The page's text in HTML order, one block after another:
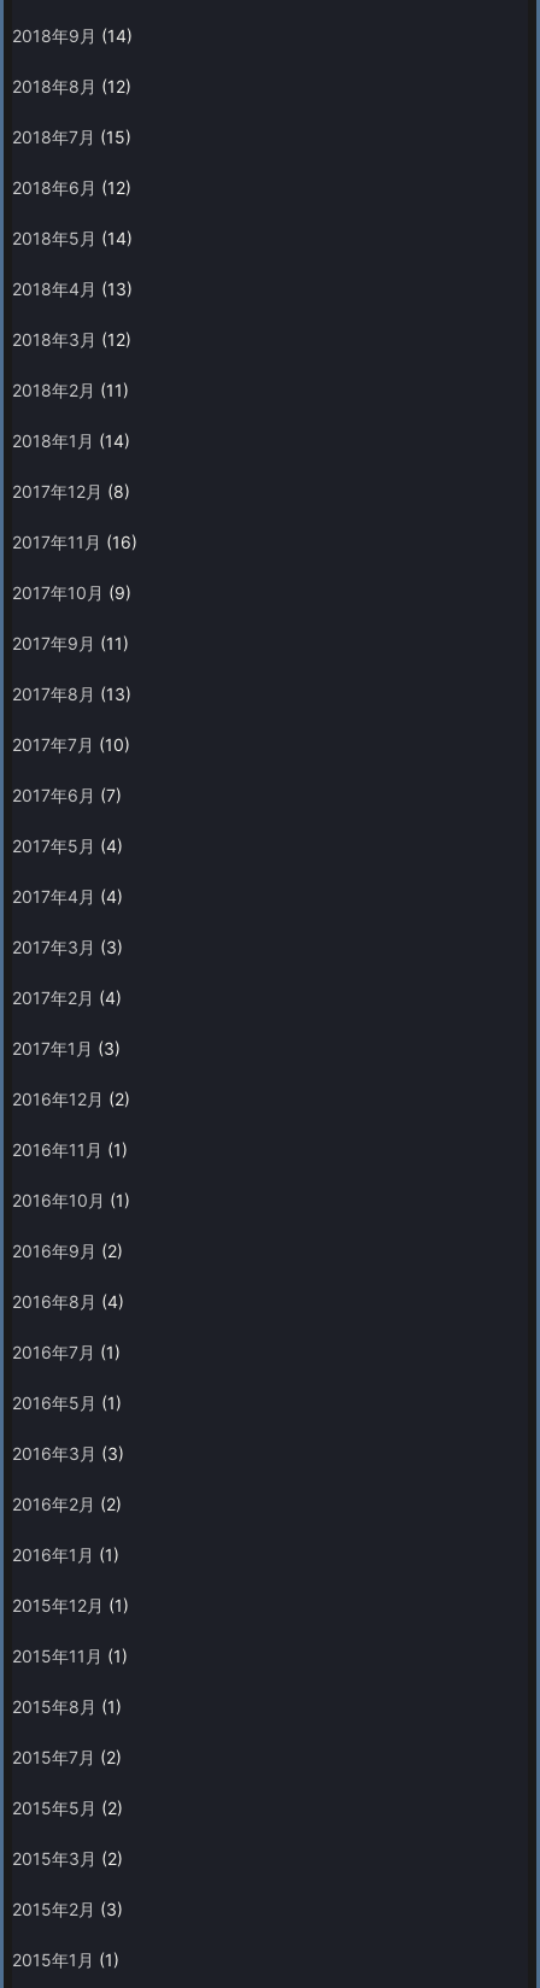
2018年9月 (14)
2018年8月 (12)
2018年7月 (15)
2018年6月 (12)
2018年5月 (14)
2018年4月 (13)
2018年3月 (12)
2018年2月 (11)
2018年1月 (14)
2017年12月 (8)
2017年11月 (16)
2017年10月 (9)
2017年9月 (11)
2017年8月 (13)
2017年7月 (10)
2017年6月 (7)
2017年5月 (4)
2017年4月 (4)
2017年3月 (3)
2017年2月 (4)
2017年1月 (3)
2016年12月 (2)
2016年11月 (1)
2016年10月 (1)
2016年9月 (2)
2016年8月 (4)
2016年7月 (1)
2016年5月 (1)
2016年3月 (3)
2016年2月 (2)
2016年1月 (1)
2015年12月 (1)
2015年11月 (1)
2015年8月 (1)
2015年7月 (2)
2015年5月 (2)
2015年3月 (2)
2015年2月 (3)
2015年1月 (1)